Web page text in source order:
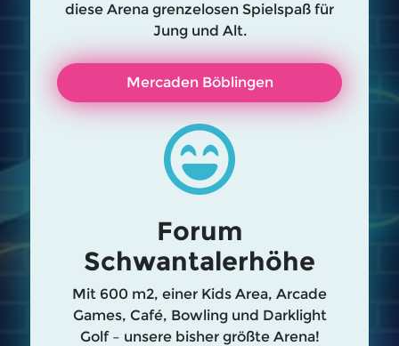
diese Arena grenzelosen Spielspaß für
Jung und Alt.
Mercaden Böblingen
Forum
Schwantalerhöhe
Mit 600 m2, einer Kids Area, Arcade
Games, Café, Bowling und Darklight
Golf – unsere bisher größte Arena!